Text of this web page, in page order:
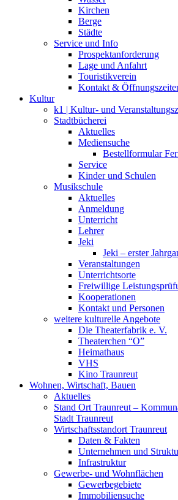
Kirchen
Berge
Städte
Service und Info
Prospektanforderung
Lage und Anfahrt
Touristikverein
Kontakt &
Kultur
k1 | Kultur- und
Stadtbücherei
Aktuelles
Mediensuche
Bestellformular
Service
Kinder und Schulen
Musikschule
Aktuelles
Anmeldung
Unterricht
Lehrer
Jeki
Jeki – erster
Veranstaltungen
Unterrichtsorte
Freiwillige
Kooperationen
Kontakt und Personen
weitere kulturelle Angebote
Die Theaterfabrik e. V.
Theaterchen “O”
Heimathaus
VHS
Kino Traunreut
Wohnen, Wirtschaft, Bauen
Aktuelles
Stand Ort Traunreut –
Stadt Traunreut
Wirtschaftsstandort Traunreut
Daten & Fakten
Unternehmen und
Infrastruktur
Gewerbe- und Wohnflächen
Gewerbegebiete
Immobiliensuche